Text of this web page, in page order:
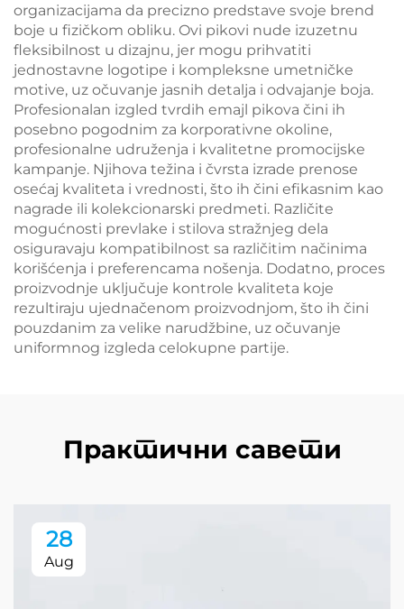
organizacijama da precizno predstave svoje brend
boje u fizičkom obliku. Ovi pikovi nude izuzetnu
fleksibilnost u dizajnu, jer mogu prihvatiti
jednostavne logotipe i kompleksne umetničke
motive, uz očuvanje jasnih detalja i odvajanje boja.
Profesionalan izgled tvrdih emajl pikova čini ih
posebno pogodnim za korporativne okoline,
profesionalne udruženja i kvalitetne promocijske
kampanje. Njihova težina i čvrsta izrade prenose
osećaj kvaliteta i vrednosti, što ih čini efikasnim kao
nagrade ili kolekcionarski predmeti. Različite
mogućnosti prevlake i stilova stražnjeg dela
osiguravaju kompatibilnost sa različitim načinima
korišćenja i preferencama nošenja. Dodatno, proces
proizvodnje uključuje kontrole kvaliteta koje
rezultiraju ujednačenom proizvodnjom, što ih čini
pouzdanim za velike narudžbine, uz očuvanje
uniformnog izgleda celokupne partije.
Практични савети
28
Aug